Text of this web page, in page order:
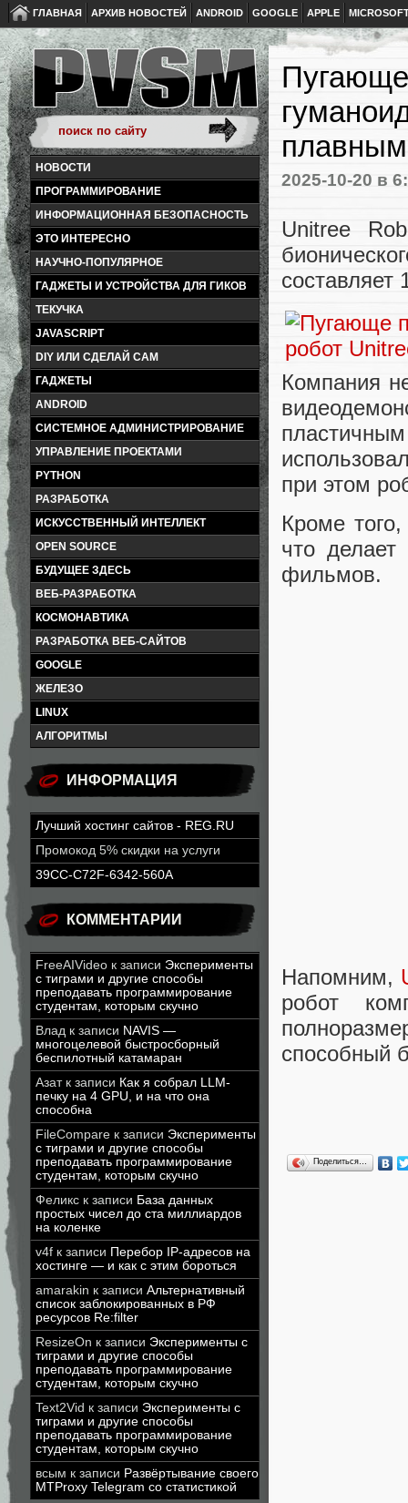
ГЛАВНАЯ АРХИВ НОВОСТЕЙ ANDROID GOOGLE APPLE
НОВОСТИ
ПРОГРАММИРОВАНИЕ
ИНФОРМАЦИОННАЯ БЕЗОПАСНОСТЬ
ЭТО ИНТЕРЕСНО
НАУЧНО-ПОПУЛЯРНОЕ
ГАДЖЕТЫ И УСТРОЙСТВА ДЛЯ ГИКОВ
ТЕКУЧКА
JAVASCRIPT
DIY ИЛИ СДЕЛАЙ САМ
ГАДЖЕТЫ
ANDROID
СИСТЕМНОЕ АДМИНИСТРИРОВАНИЕ
УПРАВЛЕНИЕ ПРОЕКТАМИ
PYTHON
РАЗРАБОТКА
ИСКУССТВЕННЫЙ ИНТЕЛЛЕКТ
OPEN SOURCE
БУДУЩЕЕ ЗДЕСЬ
ВЕБ-РАЗРАБОТКА
КОСМОНАВТИКА
РАЗРАБОТКА ВЕБ-САЙТОВ
GOOGLE
ЖЕЛЕЗО
LINUX
АЛГОРИТМЫ
ИНФОРМАЦИЯ
Лучший хостинг сайтов - REG.RU
Промокод 5% скидки на услуги
39CC-C72F-6342-560A
КОММЕНТАРИИ
FreeAIVideo к записи Эксперименты
с тиграми и другие способы
преподавать программирование
студентам, которым скучно
Влад к записи NAVIS —
многоцелевой быстросборный
беспилотный катамаран
Азатк записи Как я собрал LLM-
печку на 4 GPU, и на что она
способна
FileCompare к записи Эксперименты
с тиграми и другие способы
преподавать программирование
студентам, которым скучно
Феликс к записи База данных
простых чисел до ста миллиардов
на коленке
v4f к записи Перебор IP-адресов на
хостинге — и как с этим бороться
amarakin к записи Альтернативный
список заблокированных в РФ
ресурсов Re:filter
ResizeOn к записи Эксперименты с
тиграми и другие способы
преподавать программирование
студентам, которым скучно
Text2Vid к записи Эксперименты с
тиграми и другие способы
преподавать программирование
студентам, которым скучно
всым к записи Развёртывание своего
MTProxy Telegram со статистикой
Пугающе
2025-10-20 в
Unitree
Компания
при этом
Кроме
что делает
фильмов.
Напомним,
робот
способный
Поделиться…